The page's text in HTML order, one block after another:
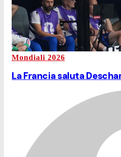
Mondiali 2026
La Francia saluta